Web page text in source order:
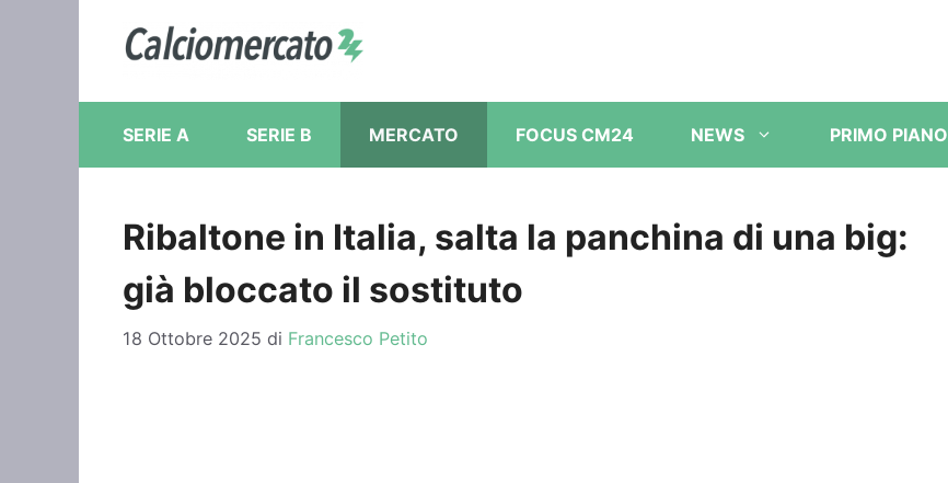
contenuto
SERIE A SERIE B MERCATO FOCUS CM24 NEWS PRIMO PIANO
Ribaltone in Italia, salta la panchina di una big:
già bloccato il sostituto
18 Ottobre 2025 di Francesco Petito